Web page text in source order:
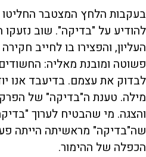
בעקבות הלחץ המצטבר
להודיע על "בדיקה". שוב
העליון, והפצירו בו לחייב
פשוטה ומובנת מאליה:
לבדוק את עצמם. בדיעבד אנו
מילה. טענת ה"בדיקה" של
והצגה. מי שהבטיח לערוך
שה"בדיקה" מראשיתה הייתה
הכפלה של ההימור.